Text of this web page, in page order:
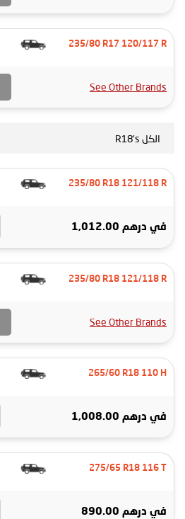
235/80 R17 120/117 R
See Other Brands
الكل R18's
235/80 R18 121/118 R
في درهم 1,012.00
235/80 R18 121/118 R
See Other Brands
265/60 R18 110 H
في درهم 1,008.00
275/65 R18 116 T
في درهم 890.00